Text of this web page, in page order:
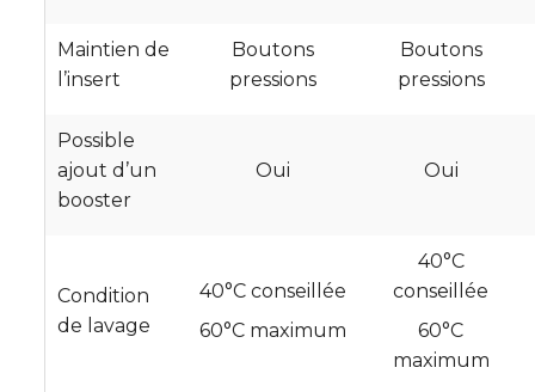
Maintien de
l’insert
Boutons
pressions
Boutons
pressions
Possible
ajout d’un
booster
Oui Oui
Condition
de lavage
40°C conseillée
60°C maximum
40°C
conseillée
60°C
maximum